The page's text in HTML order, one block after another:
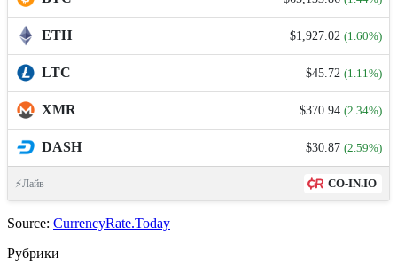
ETH $1,927.02 (1.60%)
LTC $45.72 (1.11%)
XMR $370.94 (2.34%)
DASH $30.87 (2.59%)
⚡Лайв CO-IN.IO
Source: CurrencyRate.Today
Рубрики